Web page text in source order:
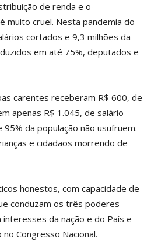
de renda e o
muito cruel. Nesta pandemia do
cortados e 9,3 milhões da
em até 75%, deputados e
carentes receberam R$ 600, de
apenas R$ 1.045, de salário
da população não usufruem.
e cidadãos morrendo de
honestos, com capacidade de
conduzam os três poderes
da nação e do País e
Congresso Nacional.